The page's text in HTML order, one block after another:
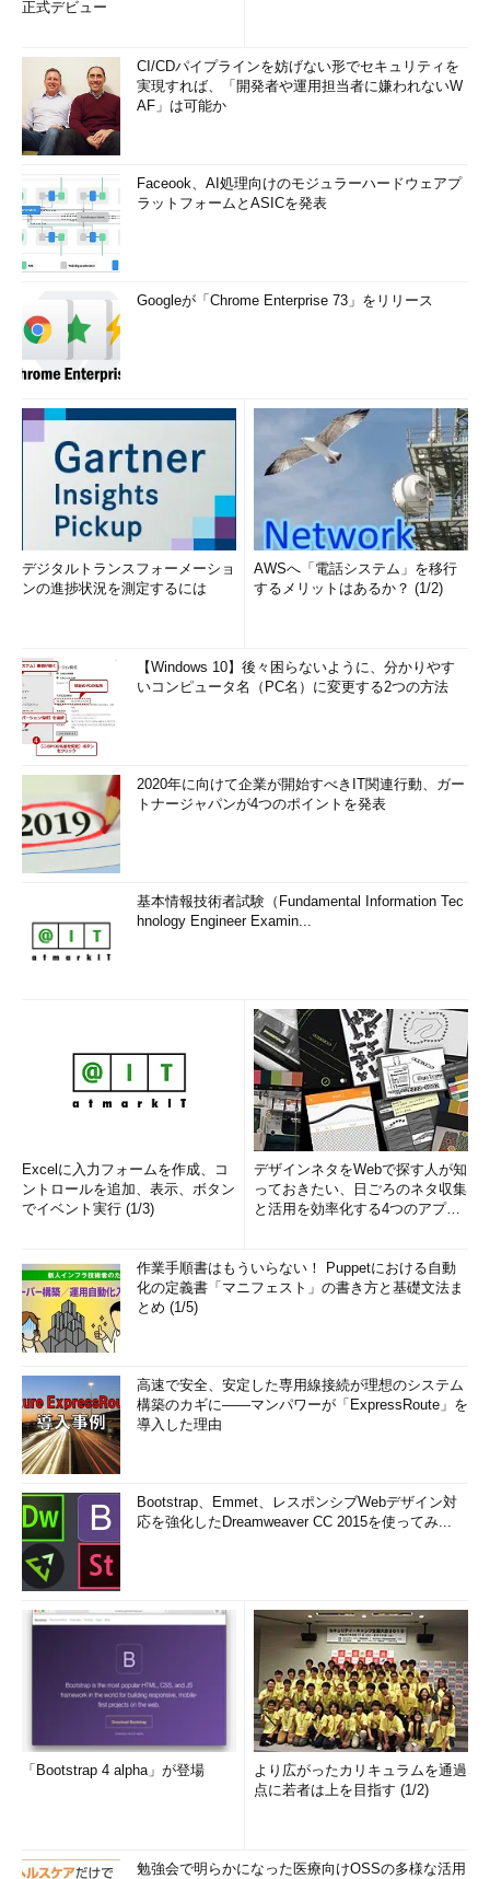
正式デビュー
CI/CDパイプラインを妨げない形でセキュリティを
実現すれば、「開発者や運用担当者に嫌われないW
AF」は可能か
Faceook、AI処理向けのモジュラーハードウェアプ
ラットフォームとASICを発表
Googleが「Chrome Enterprise 73」をリリース
デジタルトランスフォーメーショ
ンの進捗状況を測定するには
AWSへ「電話システム」を移行
するメリットはあるか？ (1/2)
【Windows 10】後々困らないように、分かりやす
いコンピュータ名（PC名）に変更する2つの方法
2020年に向けて企業が開始すべきIT関連行動、ガー
トナージャパンが4つのポイントを発表
基本情報技術者試験（Fundamental Information Tec
hnology Engineer Examin...
Excelに入力フォームを作成、コ
ントロールを追加、表示、ボタン
でイベント実行 (1/3)
デザインネタをWebで探す人が知
っておきたい、日ごろのネタ収集
と活用を効率化する4つのアプリ
作業手順書はもういらない！ Puppetにおける自動
化の定義書「マニフェスト」の書き方と基礎文法ま
とめ (1/5)
高速で安全、安定した専用線接続が理想のシステム
構築のカギに――マンパワーが「ExpressRoute」を
導入した理由
Bootstrap、Emmet、レスポンシブWebデザイン対
応を強化したDreamweaver CC 2015を使ってみ...
「Bootstrap 4 alpha」が登場
より広がったカリキュラムを通過
点に若者は上を目指す (1/2)
勉強会で明らかになった医療向けOSSの多様な活用